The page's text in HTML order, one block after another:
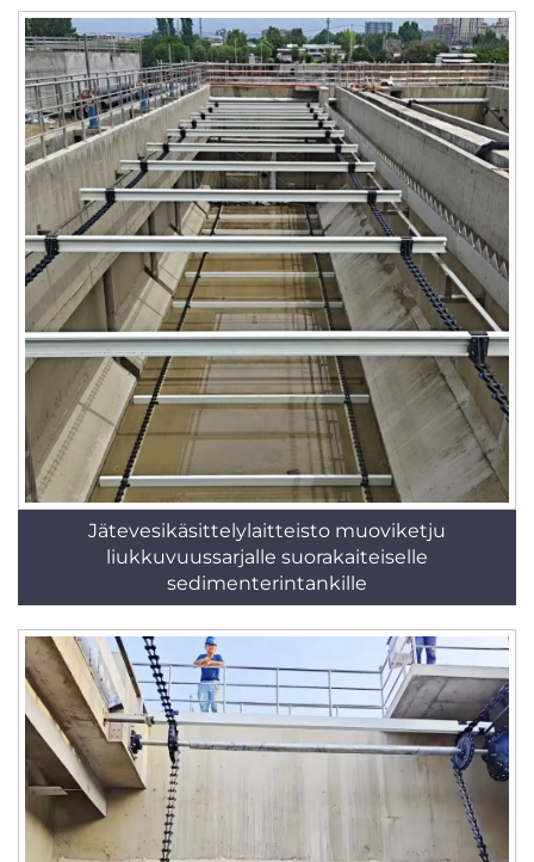
Jätevesikäsittelylaitteisto muoviketju
liukkuvuussarjalle suorakaiteiselle
sedimenterintankille